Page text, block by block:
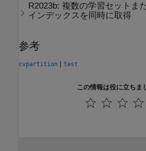
R2023b:複数の学習セットま
インデックスを同時に取得
参考
cvpartition | test
この情報は役に立ちま